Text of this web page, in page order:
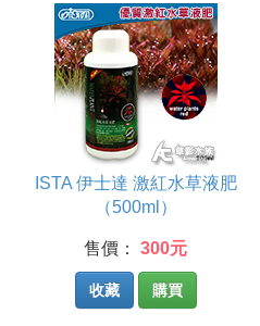
ISTA 伊士達 激紅水草液肥
（500ml）
售價： 300元
收藏 購買